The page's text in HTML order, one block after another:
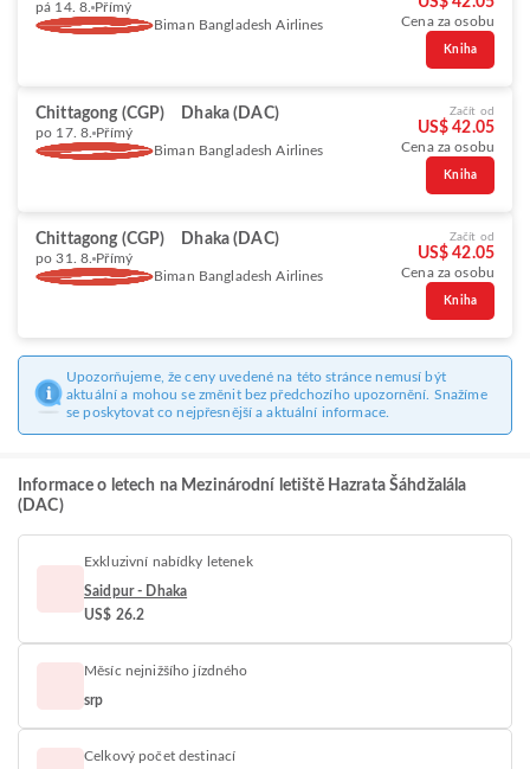
pá 14. 8. Přímý
Biman Bangladesh Airlines
Cena za osobu
Kniha
Chittagong (CGP) Dhaka (DAC)
po 17. 8. Přímý
Biman Bangladesh Airlines
Začít od
US$ 42.05
Cena za osobu
Kniha
Chittagong (CGP) Dhaka (DAC)
po 31. 8. Přímý
Biman Bangladesh Airlines
Začít od
US$ 42.05
Cena za osobu
Kniha
Upozorňujeme, že ceny uvedené na této stránce nemusí být
aktuální a mohou se změnit bez předchozího upozornění. Snažíme
se poskytovat co nejpřesnější a aktuální informace.
Informace o letech na Mezinárodní letiště Hazrata Šáhdžalála
(DAC)
Exkluzivní nabídky letenek
Saidpur - Dhaka
US$ 26.2
Měsíc nejnižšího jízdného
srp
Celkový počet destinací